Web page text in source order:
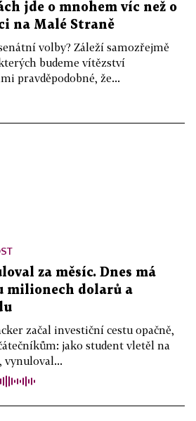
jde o mnohem víc než o
na Malé Straně
volby? Záleží samozřejmě
budeme vítězství
pravděpodobné, že...
za měsíc. Dnes má
milionech dolarů a
začal investiční cestu opačně,
jako student vletěl na
vynuloval...